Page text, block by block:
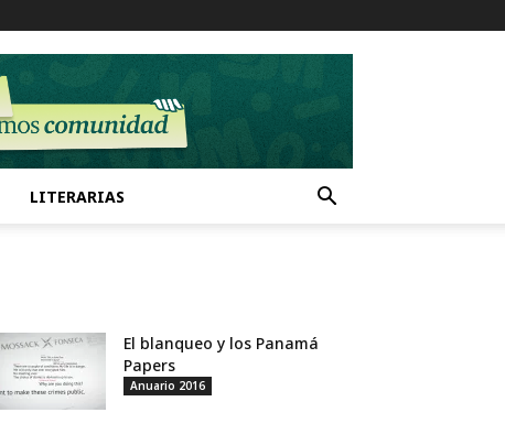
LITERARIAS
El blanqueo y los Panamá
Papers
Anuario 2016